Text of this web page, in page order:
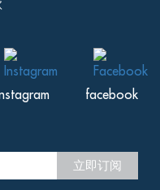
facebook
立即订阅